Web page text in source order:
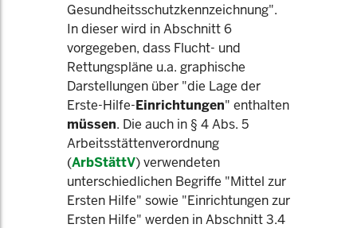
Gesundheitsschutzkennzeichnung".
In dieser wird in Abschnitt 6
vorgegeben, dass Flucht- und
Rettungspläne u.a. graphische
Darstellungen über "die Lage der
Erste-Hilfe-Einrichtungen" enthalten
müssen. Die auch in § 4 Abs. 5
Arbeitsstättenverordnung
(ArbStättV) verwendeten
unterschiedlichen Begriffe "Mittel zur
Ersten Hilfe" sowie "Einrichtungen zur
Ersten Hilfe" werden in Abschnitt 3.4